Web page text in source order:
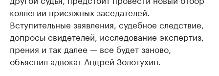
коллегии присяжных заседателей.
Вступительные заявления, судебное следствие,
допросы свидетелей, исследование экспертиз,
прения и так далее — все будет заново,
объяснил адвокат Андрей Золотухин.